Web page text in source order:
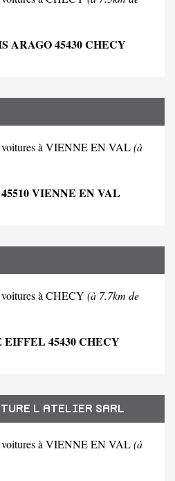
ARAGO 45430 CHECY
voitures à VIENNE EN VAL(à
VIENNE EN VAL
à CHECY (à 7.7km de
EIFFEL 45430 CHECY
L ATELIER SARL
voitures à VIENNE EN VAL(à